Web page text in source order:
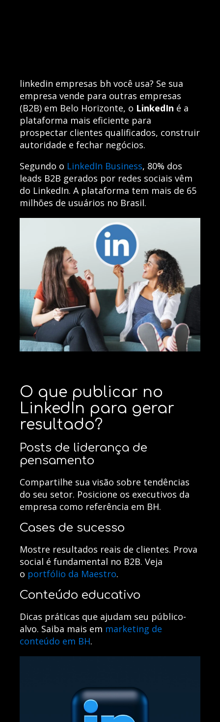
linkedin empresas bh você usa? Se sua
empresa vende para outras empresas
(B2B) em Belo Horizonte, o LinkedIn é a
plataforma mais eficiente para
prospectar clientes qualificados, construir
autoridade e fechar negócios.
Segundo o LinkedIn Business, 80% dos
leads B2B gerados por redes sociais vêm
do LinkedIn. A plataforma tem mais de 65
milhões de usuários no Brasil.
O que publicar no
LinkedIn para gerar
resultado?
Posts de liderança de
pensamento
Compartilhe sua visão sobre tendências
do seu setor. Posicione os executivos da
empresa como referência em BH.
Cases de sucesso
Mostre resultados reais de clientes. Prova
social é fundamental no B2B. Veja
o portfólio da Maestro.
Conteúdo educativo
Dicas práticas que ajudam seu público-
alvo. Saiba mais em marketing de
conteúdo em BH.